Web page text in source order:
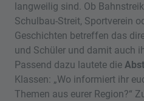
langweilig sind. Ob
Schulbau-Streit, Sportverein
Geschichten betreffen das
und Schüler und damit auch
Passend dazu lautete die
Klassen: „Wo informiert ihr
Themen aus eurer Region?“